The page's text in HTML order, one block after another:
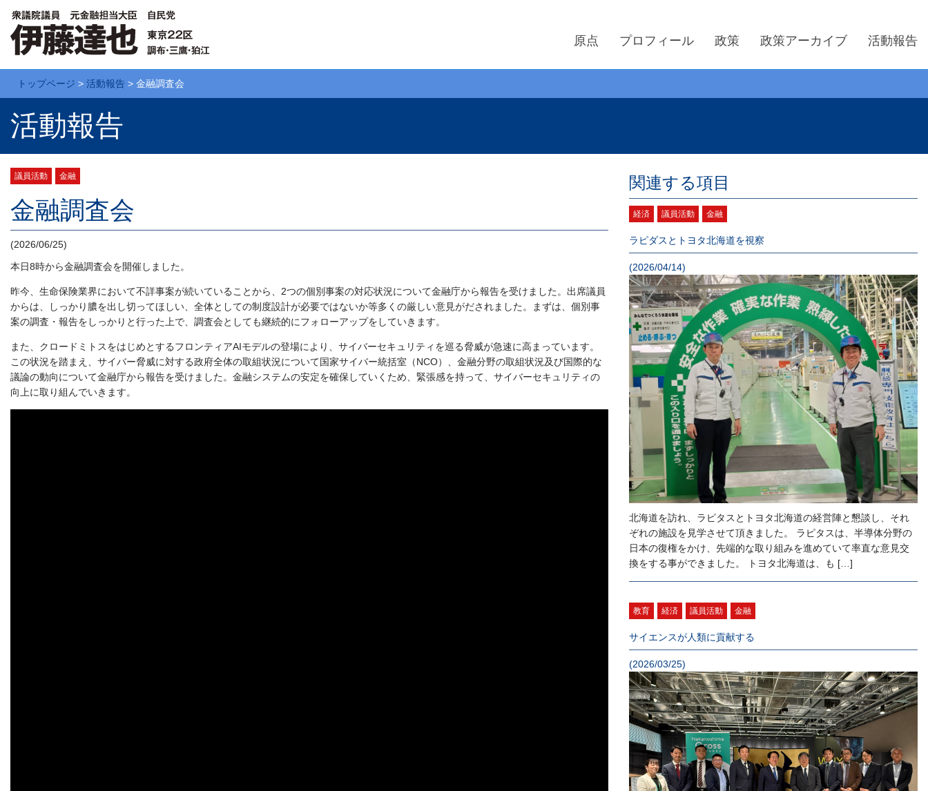
原点 プロフィール 政策 政策アーカイブ 活動報告
トップページ > 活動報告 > 金融調査会
活動報告
議員活動 金融
金融調査会
(2026/06/25)
本日8時から金融調査会を開催しました。
昨今、生命保険業界において不詳事案が続いていることから、2つの個別事案の対応状況について金融庁から報告を受けました。出席議員
からは、しっかり膿を出し切ってほしい、全体としての制度設計が必要ではないか等多くの厳しい意見がだされました。まずは、個別事
案の調査・報告をしっかりと行った上で、調査会としても継続的にフォローアップをしていきます。
また、クロードミトスをはじめとするフロンティアAIモデルの登場により、サイバーセキュリティを巡る脅威が急速に高まっています。
この状況を踏まえ、サイバー脅威に対する政府全体の取組状況について国家サイバー統括室（NCO）、金融分野の取組状況及び国際的な
議論の動向について金融庁から報告を受けました。金融システムの安定を確保していくため、緊張感を持って、サイバーセキュリティの
向上に取り組んでいきます。
関連する項目
経済 議員活動 金融
ラピダスとトヨタ北海道を視察
(2026/04/14)
北海道を訪れ、ラピタスとトヨタ北海道の経営陣と懇談し、それ
ぞれの施設を見学させて頂きました。 ラピタスは、半導体分野の
日本の復権をかけ、先端的な取り組みを進めていて率直な意見交
換をする事ができました。 トヨタ北海道は、も […]
教育 経済 議員活動 金融
サイエンスが人類に貢献する
(2026/03/25)